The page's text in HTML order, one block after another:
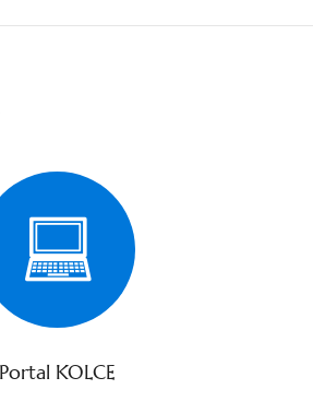
Portal KOLCE